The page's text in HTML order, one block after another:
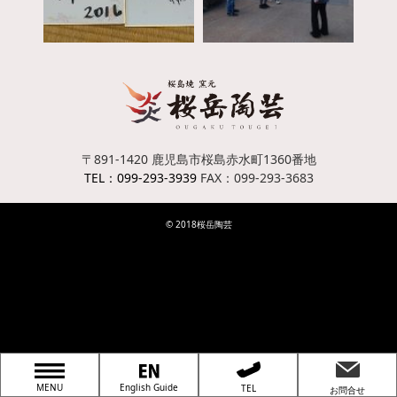
〒891-1420 鹿児島市桜島赤水町1360番地
TEL：099-293-3939 FAX：099-293-3683
© 2018桜岳陶芸
MENU English Guide TEL お問合せ